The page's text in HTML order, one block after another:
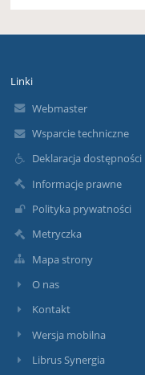
Linki
Webmaster
Wsparcie techniczne
Deklaracja dostępności
Informacje prawne
Polityka prywatności
Metryczka
Mapa strony
O nas
Kontakt
Wersja mobilna
Librus Synergia